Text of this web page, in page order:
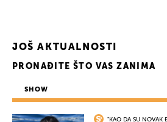
JOŠ AKTUALNOSTI
PRONAĐITE ŠTO VAS ZANIMA
SHOW
"KAO DA SU NOVAK